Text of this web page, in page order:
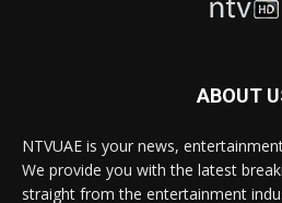
ABOUT
NTVUAE is your news,
We provide you with the latest
straight from the entertainment